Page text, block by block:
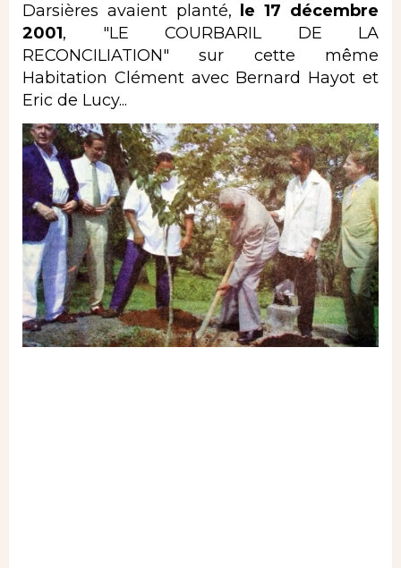
Darsières avaient planté,
le 17 décembre
2001, "LE COURBARIL DE LA
RECONCILIATION" sur cette même
Habitation Clément avec Bernard Hayot et
Eric de Lucy...